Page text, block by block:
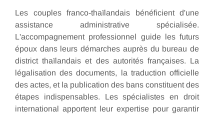
Les couples franco-thaïlandais bénéficient d'une
assistance administrative spécialisée.
L'accompagnement professionnel guide les futurs
époux dans leurs démarches auprès du bureau de
district thaïlandais et des autorités françaises. La
légalisation des documents, la traduction officielle
des actes, et la publication des bans constituent des
étapes indispensables. Les spécialistes en droit
international apportent leur expertise pour garantir